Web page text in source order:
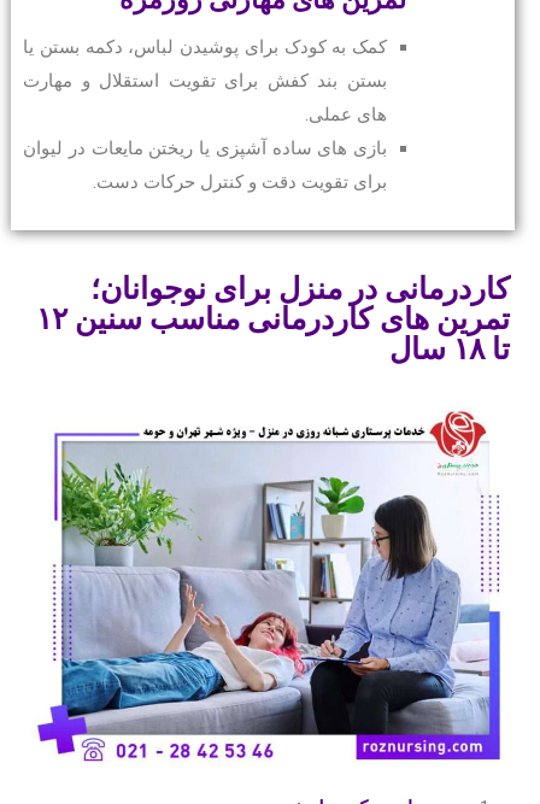
کمک به کودک برای پوشیدن لباس، دکمه بستن یا
بستن بند کفش برای تقویت استقلال و مهارت
های عملی.
بازی های ساده آشپزی یا ریختن مایعات در لیوان
برای تقویت دقت و کنترل حرکات دست.
کاردرمانی در منزل برای نوجوانان؛
تمرین های کاردرمانی مناسب سنین ۱۲
تا ۱۸ سال